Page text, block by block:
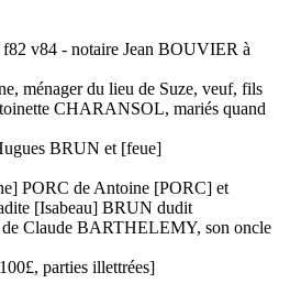
v84 - notaire Jean BOUVIER à
ménager du lieu de Suze, veuf, fils
CHARANSOL, mariés quand
BRUN et [feue]
PORC de Antoine [PORC] et
[Isabeau] BRUN dudit
Claude BARTHELEMY, son oncle
parties illettrées]